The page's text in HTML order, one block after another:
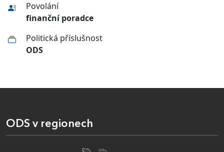
Povolání
finanční poradce
Politická příslušnost
ODS
ODS v regionech